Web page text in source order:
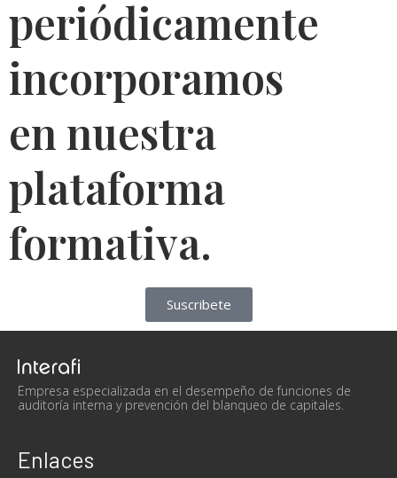
periódicamente
incorporamos
en nuestra
plataforma
formativa.
Suscribete
Empresa especializada en el desempeño de funciones de
auditoría interna y prevención del blanqueo de capitales.
Enlaces